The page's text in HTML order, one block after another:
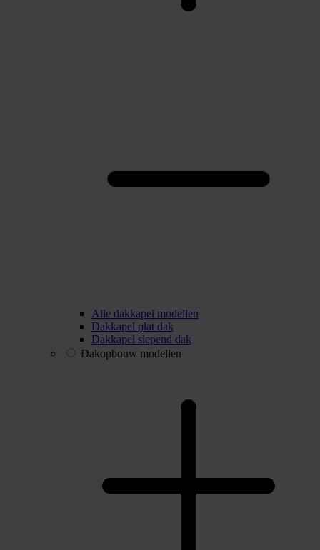
Alle dakkapel modellen
Dakkapel plat dak
Dakkapel slepend dak
Dakopbouw modellen